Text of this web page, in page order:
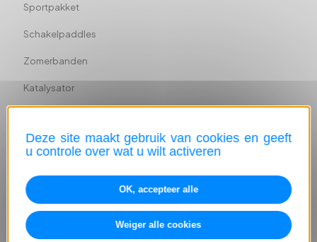
Sportpakket
Schakelpaddles
Zomerbanden
Katalysator
Sportophanging
Sfeerverlichting
ABS
Deze site maakt gebruik van cookies en geeft
u controle over wat u wilt activeren
OK, accepteer alle
Weiger alle cookies